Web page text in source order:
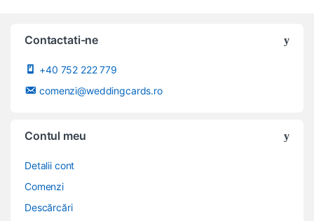
Contactati-ne
+40 752 222 779
comenzi@weddingcards.ro
Contul meu
Detalii cont
Comenzi
Descărcări